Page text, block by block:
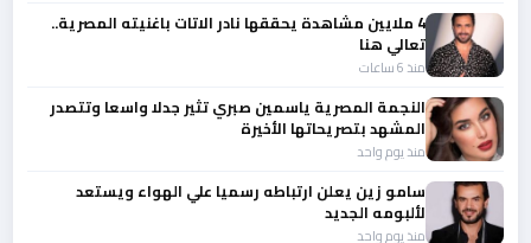
4 ملايين مشاهدة يحققها نادر الاتات باغنيته المصرية..
تعالي هنا
منذ 6 ساعات
النجمة المصرية ياسمين صبري تثير جدلا واسعا وتتصدر
المشهد بتصريحاتها الأخيرة
منذ يوم واحد
سامو زين يعلن ارتباطه رسميا علي الهواء ويستعد
لألبومه الجديد
منذ يوم واحد